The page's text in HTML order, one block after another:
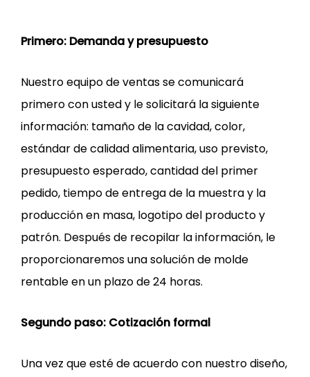
Primero: Demanda y presupuesto
Nuestro equipo de ventas se comunicará
primero con usted y le solicitará la siguiente
información: tamaño de la cavidad, color,
estándar de calidad alimentaria, uso previsto,
presupuesto esperado, cantidad del primer
pedido, tiempo de entrega de la muestra y la
producción en masa, logotipo del producto y
patrón. Después de recopilar la información, le
proporcionaremos una solución de molde
rentable en un plazo de 24 horas.
Segundo paso: Cotización formal
Una vez que esté de acuerdo con nuestro diseño,